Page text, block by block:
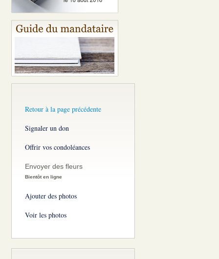
Retour à la page précédente
Signaler un don
Offrir vos condoléances
Envoyer des fleurs
Bientôt en ligne
Ajouter des photos
Voir les photos